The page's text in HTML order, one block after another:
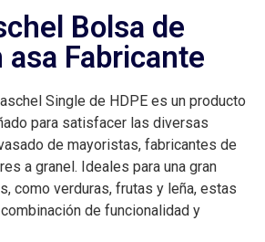
Bolsa de
asa Fabricante
Single de HDPE es un producto
para satisfacer las diversas
de mayoristas, fabricantes de
a granel. Ideales para una gran
como verduras, frutas y leña, estas
de funcionalidad y